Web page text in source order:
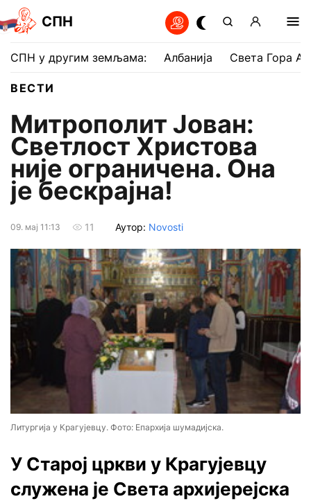
СПН
СПН у другим земљама: Албанија Света Гора
ВЕСТИ
Митрополит Јован:
Светлост Христова
није ограничена. Она
је бескрајна!
09. мај 11:13 11 Аутор: Novosti
Литургија у Крагујевцу. Фото: Епархија шумадијска.
У Старој цркви у Крагујевцу
служена је Света архијерејска